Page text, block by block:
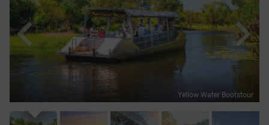
Yellow Water Bootstour